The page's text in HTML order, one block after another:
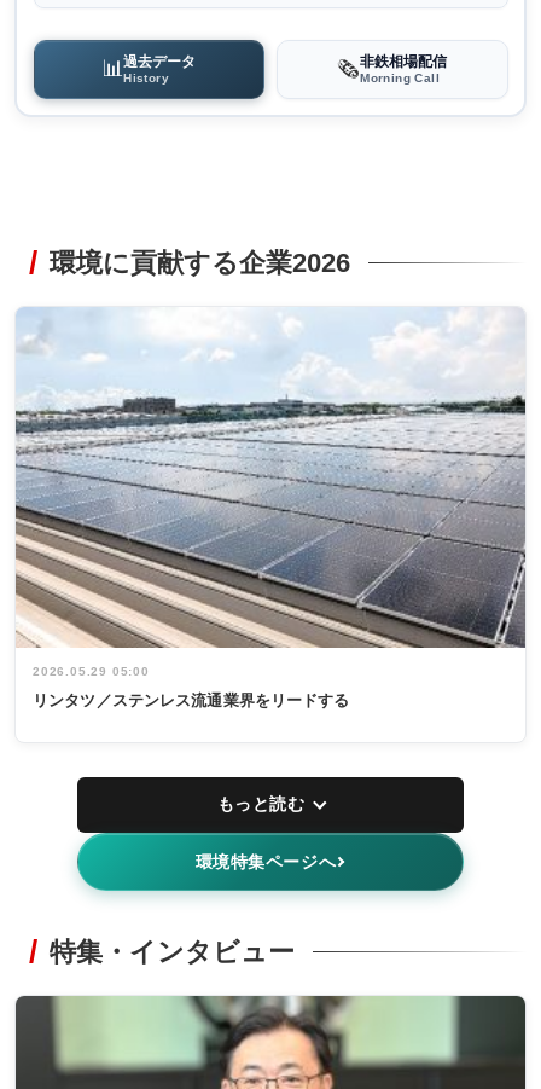
📊過去データ
History 🗞️非鉄相場配信
Morning Call
環境に貢献する企業2026
2026.05.29 05:00
リンタツ／ステンレス流通業界をリードする
もっと読む
環境特集ページへ
特集・インタビュー